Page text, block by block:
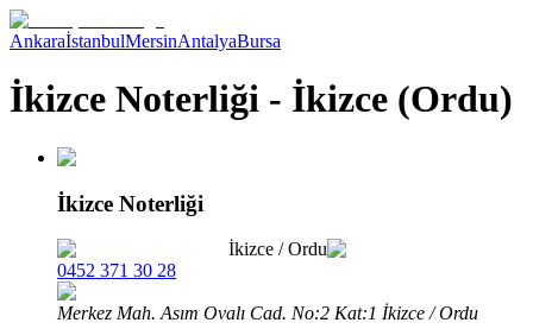
AnkaraİstanbulMersinAntalyaBursa
İkizce Noterliği - İkizce (Ordu)
İkizce Noterliği
İkizce /Ordu
0452 371 30 28
Merkez Mah. Asım Ovalı Cad. No:2 Kat:1 İkizce / Ordu